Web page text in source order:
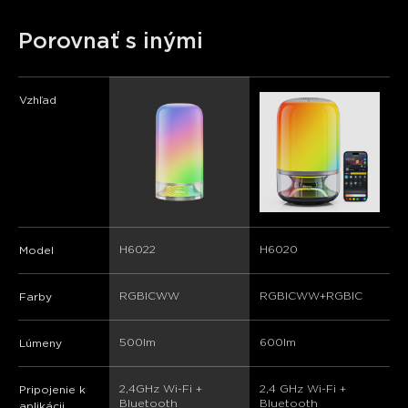
Porovnať s inými
Vzhľad
Model H6022 H6020
Farby RGBICWW RGBICWW+RGBIC
Lúmeny 500lm 600lm
Pripojenie k
aplikácii
2,4GHz Wi-Fi +
Bluetooth
2,4 GHz Wi-Fi +
Bluetooth